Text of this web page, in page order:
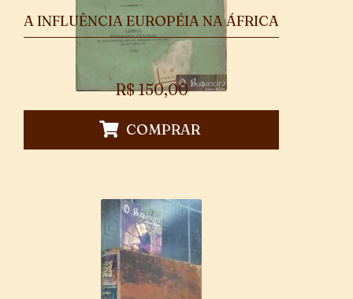
A INFLUÊNCIA EUROPÉIA NA ÁFRICA
R$150,00
COMPRAR